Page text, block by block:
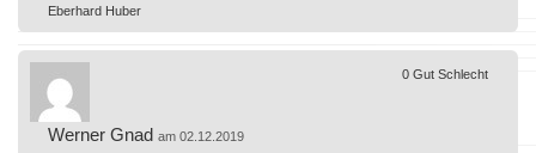
Eberhard Huber
Werner Gnad am 02.12.2019
0 Gut Schlecht